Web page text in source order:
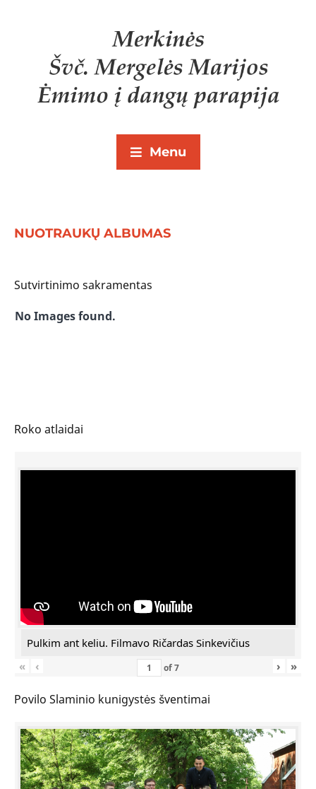
Menu
NUOTRAUKŲ ALBUMAS
Sutvirtinimo sakramentas
No Images found.
Roko atlaidai
Pulkim ant keliu. Filmavo Ričardas Sinkevičius
«
‹ of7 › »
Povilo Slaminio kunigystės šventimai